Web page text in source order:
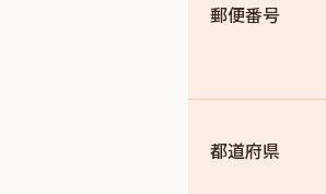
郵便番号
都道府県